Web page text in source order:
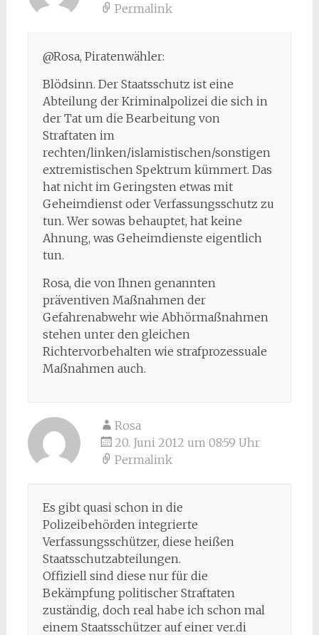
Permalink
@Rosa, Piratenwähler:
Blödsinn. Der Staatsschutz ist eine
Abteilung der Kriminalpolizei die sich in
der Tat um die Bearbeitung von
Straftaten im
rechten/linken/islamistischen/sonstigen
extremistischen Spektrum kümmert. Das
hat nicht im Geringsten etwas mit
Geheimdienst oder Verfassungsschutz zu
tun. Wer sowas behauptet, hat keine
Ahnung, was Geheimdienste eigentlich
tun.
Rosa, die von Ihnen genannten
präventiven Maßnahmen der
Gefahrenabwehr wie Abhörmaßnahmen
stehen unter den gleichen
Richtervorbehalten wie strafprozessuale
Maßnahmen auch.
Rosa
20. Juni 2012 um 08:59 Uhr
Permalink
Es gibt quasi schon in die
Polizeibehörden integrierte
Verfassungsschützer, diese heißen
Staatsschutzabteilungen.
Offiziell sind diese nur für die
Bekämpfung politischer Straftaten
zuständig, doch real habe ich schon mal
einem Staatsschützer auf einer ver.di